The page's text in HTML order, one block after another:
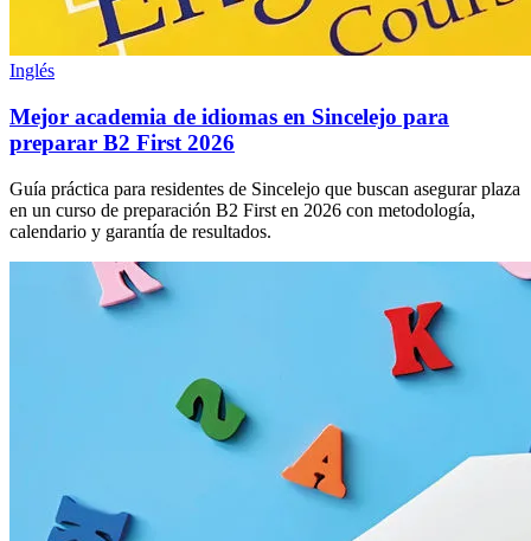
Inglés
Mejor academia de idiomas en Sincelejo para
preparar B2 First 2026
Guía práctica para residentes de Sincelejo que buscan asegurar plaza
en un curso de preparación B2 First en 2026 con metodología,
calendario y garantía de resultados.